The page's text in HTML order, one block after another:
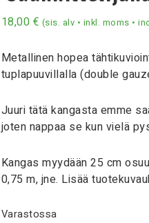
18,00 € (sis. alv • inkl. moms •
Metallinen hopea
tuplapuuvillalla (double
Juuri tätä kangasta emme
joten nappaa se kun vielä
Kangas myydään 25 cm
0,75 m, jne. Lisää
Varastossa